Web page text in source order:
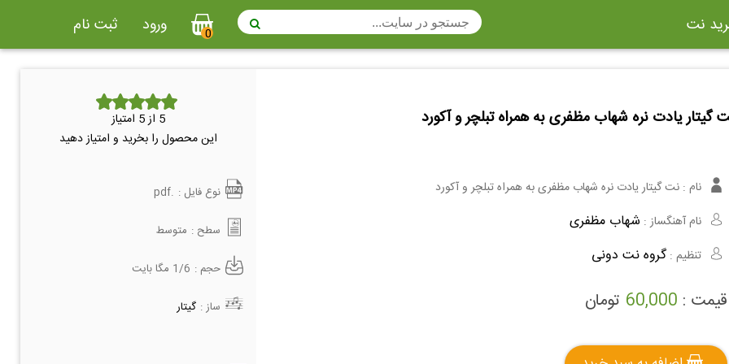
نت
سه تار
تار
گلوکن اشپیل ویبرافون
کنترباس
نی هفت بند وکال
ویولا
ثبت نام ورود 0
گیتار یادت نره شهاب مظفری به همراه تبلچر و آکورد
نام : نت گیتار یادت نره شهاب مظفری به همراه تبلچر و آکورد
نام آهنگساز : شهاب مظفری
تنظیم :گروه نت دونی
قیمت : 60,000 تومان
5 از 5 امتیاز
این محصول را بخرید و امتیاز دهید
نوع فایل : .pdf
سطح : متوسط
حجم : 1/6 مگا بایت
ساز : گیتار